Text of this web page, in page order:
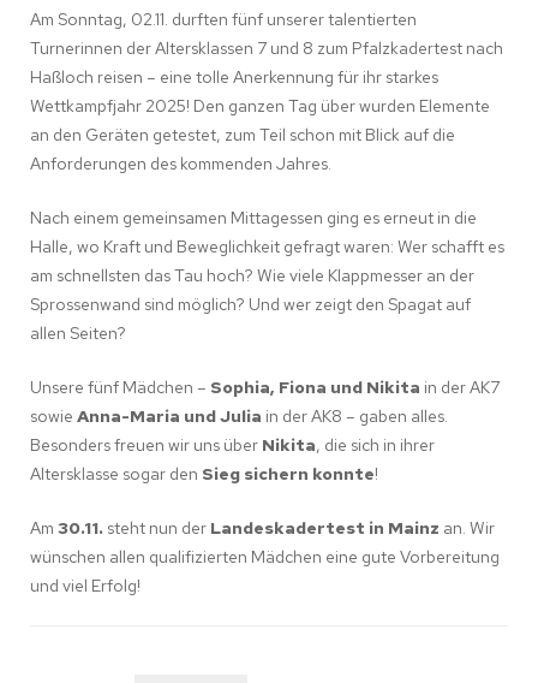
Am Sonntag, 02.11. durften fünf unserer talentierten
Turnerinnen der Altersklassen 7 und 8 zum Pfalzkadertest nach
Haßloch reisen – eine tolle Anerkennung für ihr starkes
Wettkampfjahr 2025! Den ganzen Tag über wurden Elemente
an den Geräten getestet, zum Teil schon mit Blick auf die
Anforderungen des kommenden Jahres.
Nach einem gemeinsamen Mittagessen ging es erneut in die
Halle, wo Kraft und Beweglichkeit gefragt waren: Wer schafft es
am schnellsten das Tau hoch? Wie viele Klappmesser an der
Sprossenwand sind möglich? Und wer zeigt den Spagat auf
allen Seiten?
Unsere fünf Mädchen – Sophia, Fiona und Nikita in der AK7
sowie Anna-Maria und Julia in der AK8 – gaben alles.
Besonders freuen wir uns über Nikita, die sich in ihrer
Altersklasse sogar den Sieg sichern konnte!
Am 30.11. steht nun der Landeskadertest in Mainz an. Wir
wünschen allen qualifizierten Mädchen eine gute Vorbereitung
und viel Erfolg!